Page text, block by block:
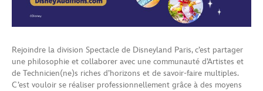
Rejoindre la division Spectacle de Disneyland Paris, c’est partager
une philosophie et collaborer avec une communauté d’Artistes et
de Technicien(ne)s riches d’horizons et de savoir-faire multiples.
C’est vouloir se réaliser professionnellement grâce à des moyens